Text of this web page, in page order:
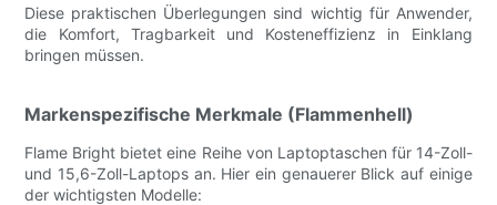
Diese praktischen Überlegungen sind wichtig für Anwender,
die Komfort, Tragbarkeit und Kosteneffizienz in Einklang
bringen müssen.
Markenspezifische Merkmale (Flammenhell)
Flame Bright bietet eine Reihe von Laptoptaschen für 14-Zoll-
und 15,6-Zoll-Laptops an. Hier ein genauerer Blick auf einige
der wichtigsten Modelle: